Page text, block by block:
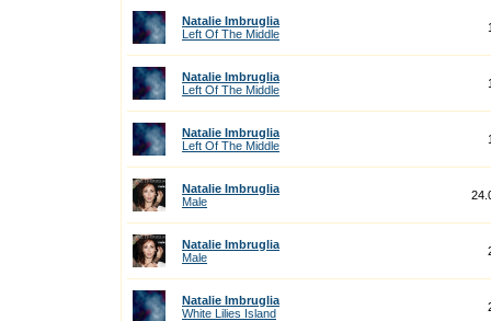
Natalie Imbruglia
Left Of The Middle
Natalie Imbruglia
Left Of The Middle
Natalie Imbruglia
Left Of The Middle
Natalie Imbruglia
Male
Natalie Imbruglia
Male
Natalie Imbruglia
White Lilies Island